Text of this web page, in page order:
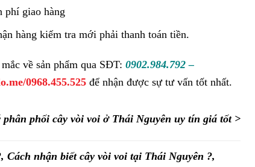
phí giao hàng
hàng kiếm tra mới phải thanh toán tiền.
về sản phẩm qua SĐT: 0902.984.792 –
0968.455.525 để nhận được sự tư vấn tốt nhất.
phối cây vòi voi ở Thái Nguyên uy tín giá tốt >
Cách nhận biết cây vòi voi tại Thái Nguyên ?,